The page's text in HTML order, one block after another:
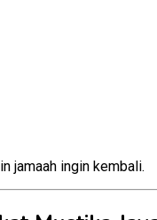
jamaah ingin kembali.